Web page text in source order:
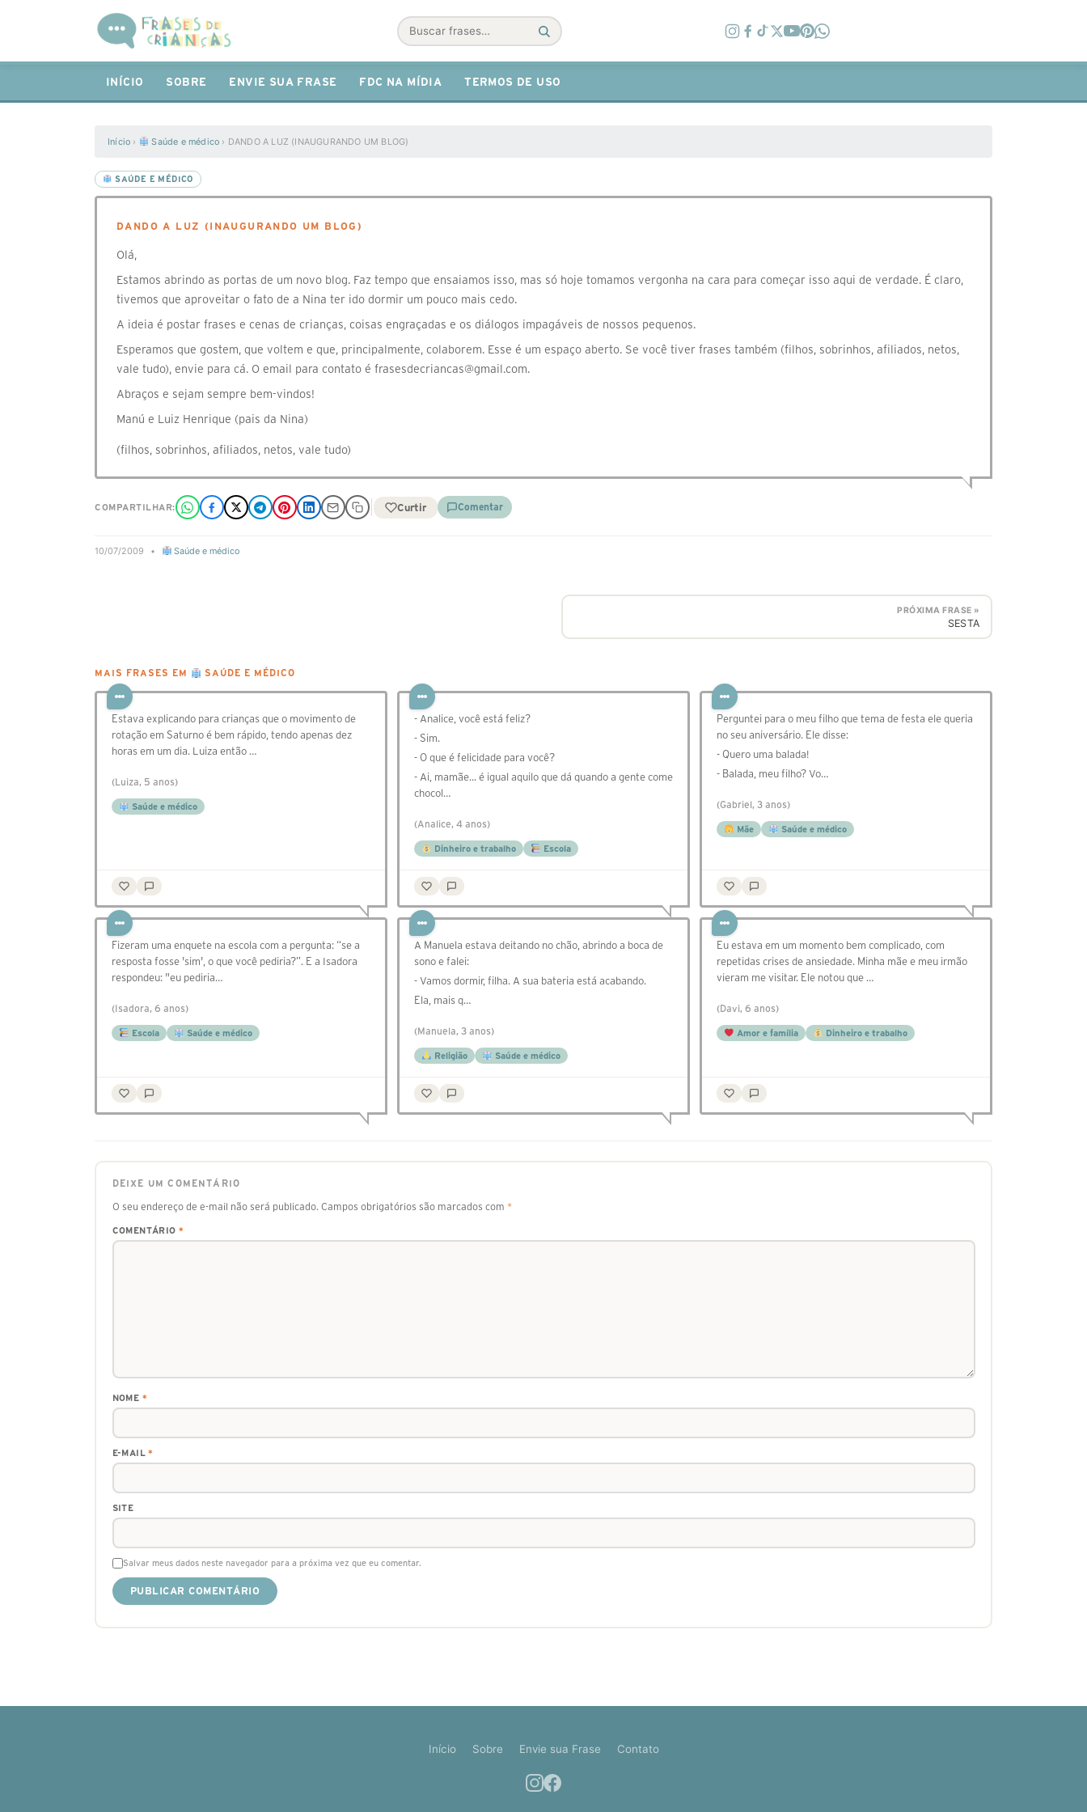
Buscar
INÍCIO SOBRE ENVIE SUA FRASE FDC NA MÍDIA TERMOS DE USO
Início › Saúde e médico › DANDO A LUZ (INAUGURANDO UM BLOG)
SAÚDE E MÉDICO
DANDO A LUZ (INAUGURANDO UM BLOG)
Olá,
Estamos abrindo as portas de um novo blog. Faz tempo que ensaiamos isso, mas só hoje tomamos vergonha na cara para começar isso aqui de verdade. É claro,
tivemos que aproveitar o fato de a Nina ter ido dormir um pouco mais cedo.
A ideia é postar frases e cenas de crianças, coisas engraçadas e os diálogos impagáveis de nossos pequenos.
Esperamos que gostem, que voltem e que, principalmente, colaborem. Esse é um espaço aberto. Se você tiver frases também (filhos, sobrinhos, afiliados, netos,
vale tudo), envie para cá. O email para contato é frasesdecriancas@gmail.com.
Abraços e sejam sempre bem-vindos!
Manú e Luiz Henrique (pais da Nina)
(filhos, sobrinhos, afiliados, netos, vale tudo)
COMPARTILHAR: Curtir Comentar
10/07/2009 • Saúde e médico
PRÓXIMA FRASE »
SESTA
MAIS FRASES EM SAÚDE E MÉDICO
Estava explicando para crianças que o movimento de
rotação em Saturno é bem rápido, tendo apenas dez
horas em um dia. Luiza então …
(Luiza, 5 anos)
Saúde e médico
- Analice, você está feliz?
- Sim.
- O que é felicidade para você?
- Ai, mamãe... é igual aquilo que dá quando a gente come
chocol…
(Analice, 4 anos)
Dinheiro e trabalho Escola
Perguntei para o meu filho que tema de festa ele queria
no seu aniversário. Ele disse:
- Quero uma balada!
- Balada, meu filho? Vo…
(Gabriel, 3 anos)
Mãe Saúde e médico
Fizeram uma enquete na escola com a pergunta: “se a
resposta fosse 'sim', o que você pediria?”. E a Isadora
respondeu: "eu pediria…
(Isadora, 6 anos)
Escola Saúde e médico
A Manuela estava deitando no chão, abrindo a boca de
sono e falei:
- Vamos dormir, filha. A sua bateria está acabando.
Ela, mais q…
(Manuela, 3 anos)
Religião Saúde e médico
Eu estava em um momento bem complicado, com
repetidas crises de ansiedade. Minha mãe e meu irmão
vieram me visitar. Ele notou que …
(Davi, 6 anos)
Amor e família Dinheiro e trabalho
DEIXE UM COMENTÁRIO
O seu endereço de e-mail não será publicado. Campos obrigatórios são marcados com *
COMENTÁRIO *
NOME *
E-MAIL*
SITE
Salvar meus dados neste navegador para a próxima vez que eu comentar.
Início Sobre Envie sua Frase Contato